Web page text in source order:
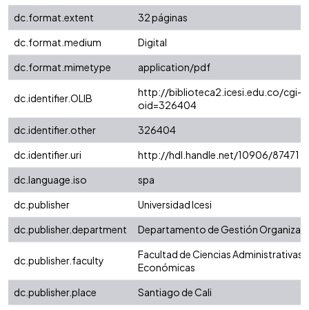
dc.format.extent
32 páginas
dc.format.medium
Digital
dc.format.mimetype
application/pdf
dc.identifier.OLIB
http://biblioteca2.icesi.edu.co/cgi-
oid=326404
dc.identifier.other
326404
dc.identifier.uri
http://hdl.handle.net/10906/87471
dc.language.iso
spa
dc.publisher
Universidad Icesi
dc.publisher.department
Departamento de Gestión
dc.publisher.faculty
Facultad de Ciencias Administrativas y
Económicas
dc.publisher.place
Santiago de Cali